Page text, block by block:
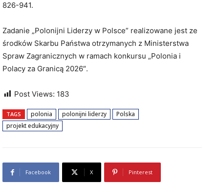
826-941.
Zadanie „Polonijni Liderzy w Polsce” realizowane jest ze
środków Skarbu Państwa otrzymanych z Ministerstwa
Spraw Zagranicznych w ramach konkursu „Polonia i
Polacy za Granicą 2026″.
Post Views: 183
TAGS polonia polonijni liderzy
Polska
projekt edukacyjny
Facebook X Pinterest